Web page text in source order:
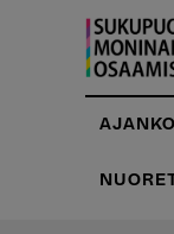
pääsisältöön